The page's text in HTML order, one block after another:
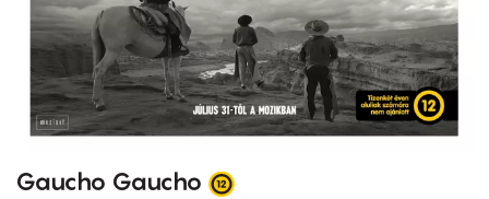
Gaucho Gaucho